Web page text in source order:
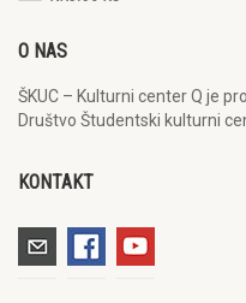
O NAS
ŠKUC – Kulturni center Q je
Društvo Študentski kulturni
KONTAKT